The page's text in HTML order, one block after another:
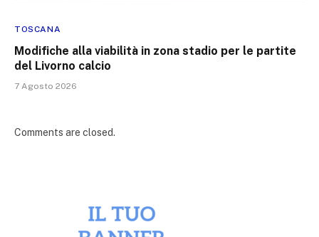
TOSCANA
Modifiche alla viabilità in zona stadio per le partite
del Livorno calcio
7 Agosto 2026
Comments are closed.